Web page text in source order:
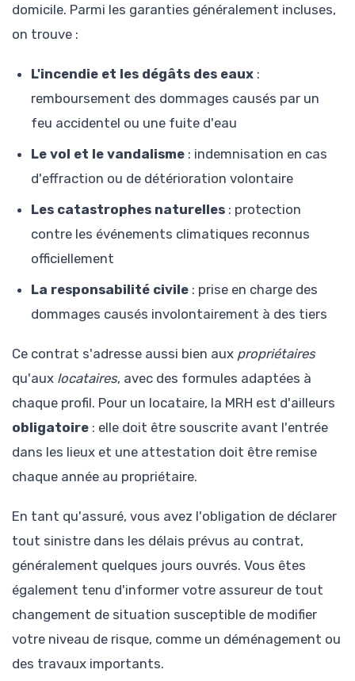
domicile. Parmi les garanties généralement incluses,
on trouve :
L'incendie et les dégâts des eaux :
remboursement des dommages causés par un
feu accidentel ou une fuite d'eau
Le vol et le vandalisme : indemnisation en cas
d'effraction ou de détérioration volontaire
Les catastrophes naturelles : protection
contre les événements climatiques reconnus
officiellement
La responsabilité civile : prise en charge des
dommages causés involontairement à des tiers
Ce contrat s'adresse aussi bien aux propriétaires
qu'aux locataires, avec des formules adaptées à
chaque profil. Pour un locataire, la MRH est d'ailleurs
obligatoire : elle doit être souscrite avant l'entrée
dans les lieux et une attestation doit être remise
chaque année au propriétaire.
En tant qu'assuré, vous avez l'obligation de déclarer
tout sinistre dans les délais prévus au contrat,
généralement quelques jours ouvrés. Vous êtes
également tenu d'informer votre assureur de tout
changement de situation susceptible de modifier
votre niveau de risque, comme un déménagement ou
des travaux importants.